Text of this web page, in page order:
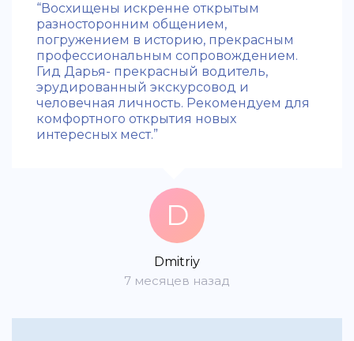
“Восхищены искренне открытым
разносторонним общением,
погружением в историю, прекрасным
профессиональным сопровождением.
Гид Дарья- прекрасный водитель,
эрудированный экскурсовод и
человечная личность. Рекомендуем для
комфортного открытия новых
интересных мест.”
D
Dmitriy
7 месяцев назад